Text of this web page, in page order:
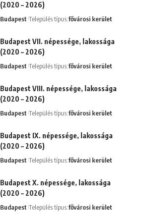
(2020 – 2026)
Budapest Település típus:fővárosi kerület
Budapest VII. népessége, lakossága
(2020 – 2026)
Budapest Település típus:fővárosi kerület
Budapest VIII. népessége, lakossága
(2020 – 2026)
Budapest Település típus:fővárosi kerület
Budapest IX. népessége, lakossága
(2020 – 2026)
Budapest Település típus:fővárosi kerület
Budapest X. népessége, lakossága
(2020 – 2026)
Budapest Település típus:fővárosi kerület